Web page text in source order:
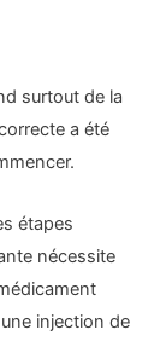
surtout de la
a été
étapes
nécessite
injection de